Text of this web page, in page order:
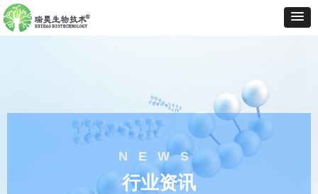
行业资讯
NEWS